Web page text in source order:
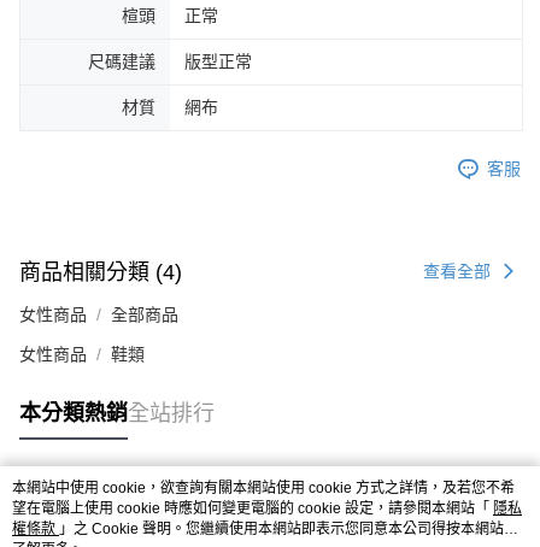
４．使用「AFTEE先享後付」時，將依據個別帳號之用戶狀況，依本公司即
請求用戶進行身份認證。
恩沛科技股份有限公司將有權停止該用戶之使用額度並採取法律行動。
楦頭 正常
尺碼建議 版型正常
材質 網布
客服
商品相關分類 (4) 查看全部
女性商品 全部商品
女性商品 鞋類
本分類熱銷全站排行
熱門標籤
本網站中使用 cookie，欲查詢有關本網站使用 cookie 方式之詳情，及若您不希
望在電腦上使用 cookie 時應如何變更電腦的 cookie 設定，請參閱本網站「 隱私
權條款 」之 Cookie 聲明。您繼續使用本網站即表示您同意本公司得按本網站使